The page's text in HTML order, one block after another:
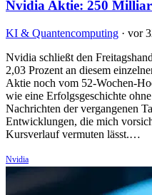
Nvidia Aktie: 250
KI & Quantencomputing · vor
Nvidia schließt den
2,03 Prozent an diesem
Aktie noch vom 52-Wochen-
wie eine Erfolgsgeschichte
Nachrichten der vergangenen
Entwicklungen, die mich
Kursverlauf vermuten lässt.…
Nvidia